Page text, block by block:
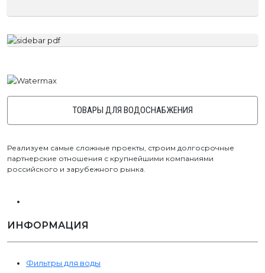
ТОВАРЫ ДЛЯ ВОДОСНАБЖЕНИЯ
Реализуем самые сложные проекты, строим долгосрочные
партнерские отношения с крупнейшими компаниями
российского и зарубежного рынка.
ИНФОРМАЦИЯ
Фильтры для воды